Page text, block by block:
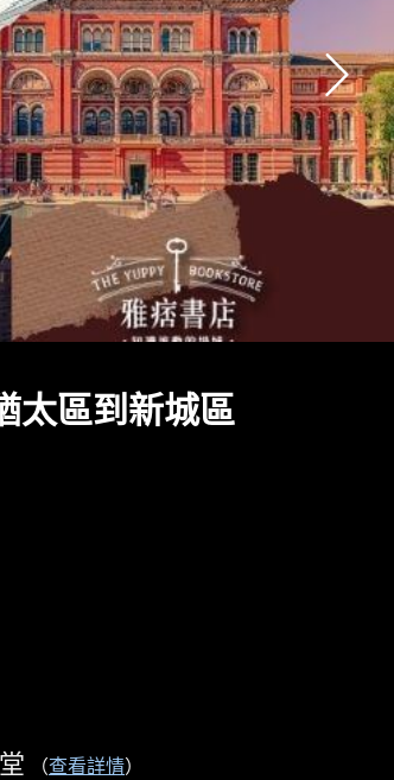
太區到新城區
（查看詳情）